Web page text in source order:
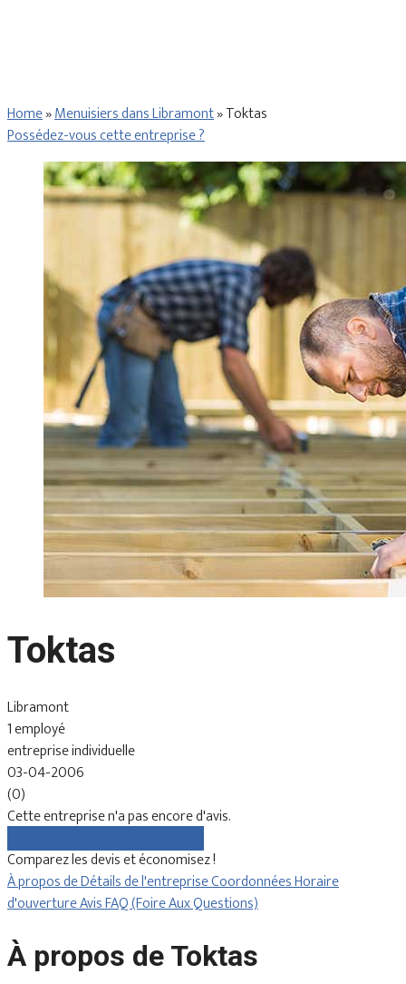
Home»Menuisiers dans Libramont»Toktas
Possédez-vous cette entreprise ?
Toktas
Libramont
1 employé
entreprise individuelle
03-04-2006
(0)
Cette entreprise n'a pas encore d'avis.
Comparez les devis et économisez !
À propos deDétails de l'entrepriseCoordonnéesHoraire
d'ouvertureAvisFAQ (Foire Aux Questions)
À propos de Toktas